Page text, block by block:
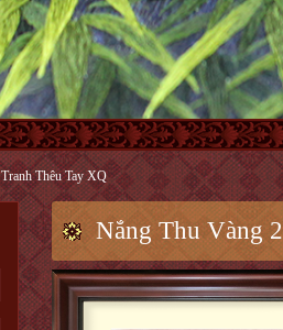
Tranh Thêu Tay XQ
Nắng Thu Vàng 2